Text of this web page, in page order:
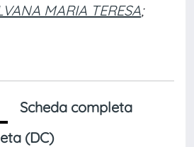
MARIA TERESA;
Scheda completa
(DC)